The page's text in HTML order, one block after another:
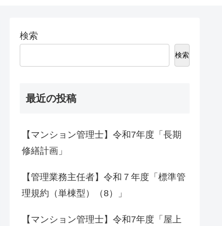
検索
検索
最近の投稿
【マンション管理士】令和7年度「長期
修繕計画」
【管理業務主任者】令和７年度「標準管
理規約（単棟型）（8）」
【マンション管理士】令和7年度「屋上